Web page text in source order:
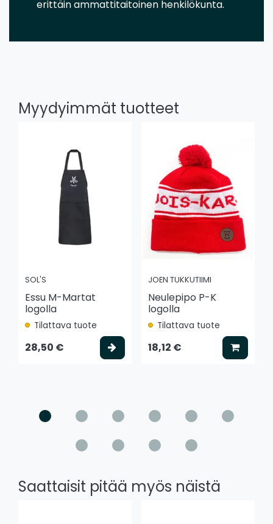
erittäin ammattitaitoinen henkilökunta.
Myydyimmät tuotteet
SOL'S
Essu M-Martat
logolla
Tilattava tuote
28,50 € Valitse vaihtoehto
JOEN TUKKUTIIMI
Neulepipo P-K
logolla
Tilattava tuote
18,12 € Lisää
Saattaisit pitää myös näistä